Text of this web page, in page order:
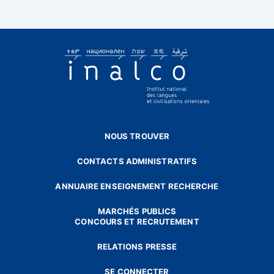
NOUS TROUVER
CONTACTS ADMINISTRATIFS
ANNUAIRE ENSEIGNEMENT RECHERCHE
MARCHÉS PUBLICS
CONCOURS ET RECRUTEMENT
RELATIONS PRESSE
SE CONNECTER